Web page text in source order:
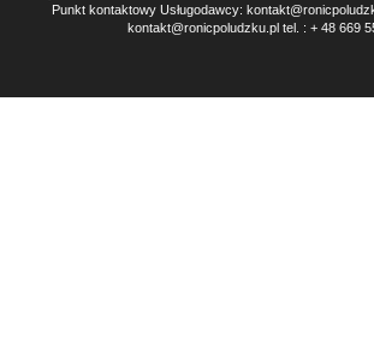
Punkt kontaktowy Usługodawcy:
kontakt@ronicpoludzku.pl tel. : + 48 669